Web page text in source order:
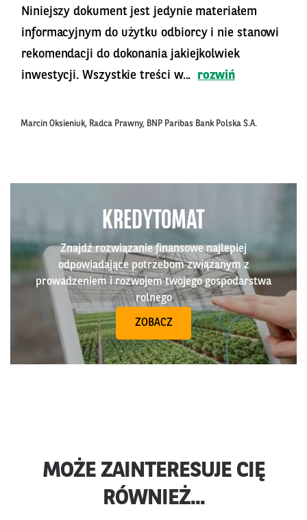
Niniejszy dokument jest jedynie materiałem
informacyjnym do użytku odbiorcy i nie stanowi
rekomendacji do dokonania jakiejkolwiek
inwestycji. Wszystkie treści w...
rozwiń
Marcin Oksieniuk, Radca Prawny, BNP Paribas Bank Polska S.A.
KREDYTOMAT
Znajdź rozwiązanie finansowe najlepiej
odpowiadające potrzebom związanym z
prowadzeniem i rozwojem twojego gospodarstwa
rolnego
ZOBACZ
MOŻE ZAINTERESUJE CIĘ
RÓWNIEŻ...